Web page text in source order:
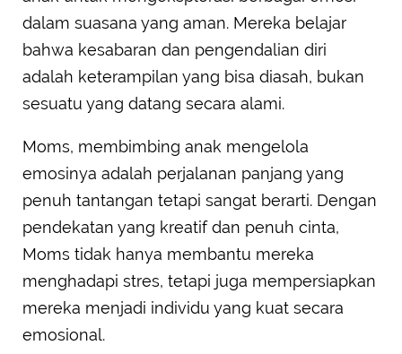
dalam suasana yang aman. Mereka belajar
bahwa kesabaran dan pengendalian diri
adalah keterampilan yang bisa diasah, bukan
sesuatu yang datang secara alami.
Moms, membimbing anak mengelola
emosinya adalah perjalanan panjang yang
penuh tantangan tetapi sangat berarti. Dengan
pendekatan yang kreatif dan penuh cinta,
Moms tidak hanya membantu mereka
menghadapi stres, tetapi juga mempersiapkan
mereka menjadi individu yang kuat secara
emosional.